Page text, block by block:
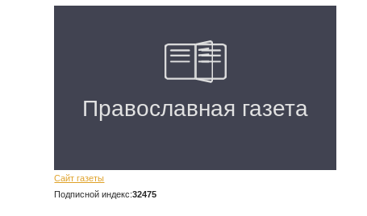
Сайт газеты
Подписной индекс:32475